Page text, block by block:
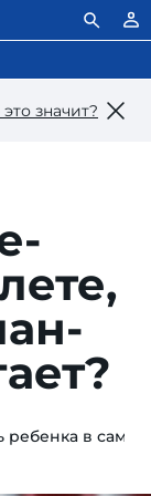
значит?
ребенка в